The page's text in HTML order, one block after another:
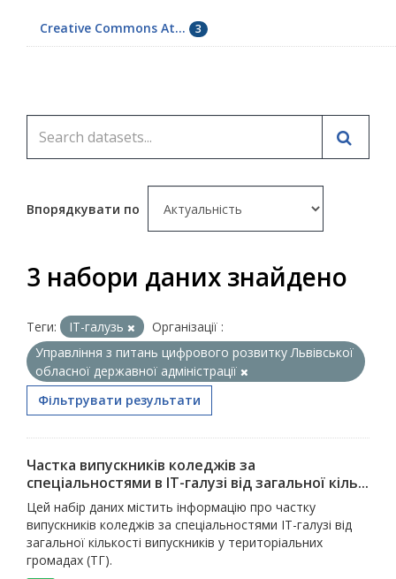
Creative Commons At... 3
Впорядкувати по
3 набори даних знайдено
Теги: ІТ-галузь
Організації :
Управління з питань цифрового розвитку Львівської
обласної державної адміністрації
Фільтрувати результати
Частка випускників коледжів за
спеціальностями в ІТ-галузі від загальної кіль...
Цей набір даних містить інформацію про частку
випускників коледжів за спеціальностями ІТ-галузі від
загальної кількості випускників у територіальних
громадах (ТГ).